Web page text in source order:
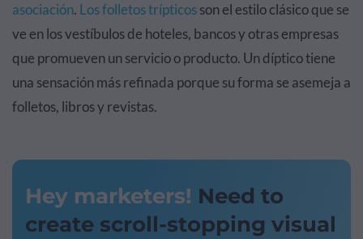
asociación. Los folletos trípticosson el estilo clásico que se
ve en los vestíbulos de hoteles, bancos y otras empresas
que promueven un servicio o producto. Un díptico tiene
una sensación más refinada porque su forma se asemeja a
folletos, libros y revistas.
Hey marketers! Need to
create scroll-stopping visual